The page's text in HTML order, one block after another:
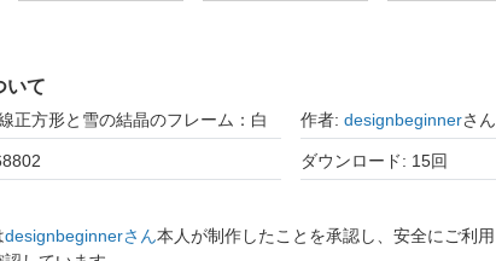
いて
正方形と雪の結晶のフレーム：白 作者: designbeginnerさん
ダウンロード: 15回
designbeginnerさん本人が制作したことを承認し、安全にご利用